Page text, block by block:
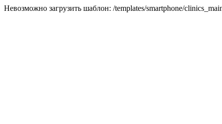
Невозможно загрузить шаблон: /templates/smartphone/